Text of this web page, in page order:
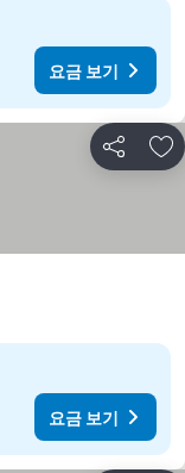
요금 보기
공유 즐
요금 보기